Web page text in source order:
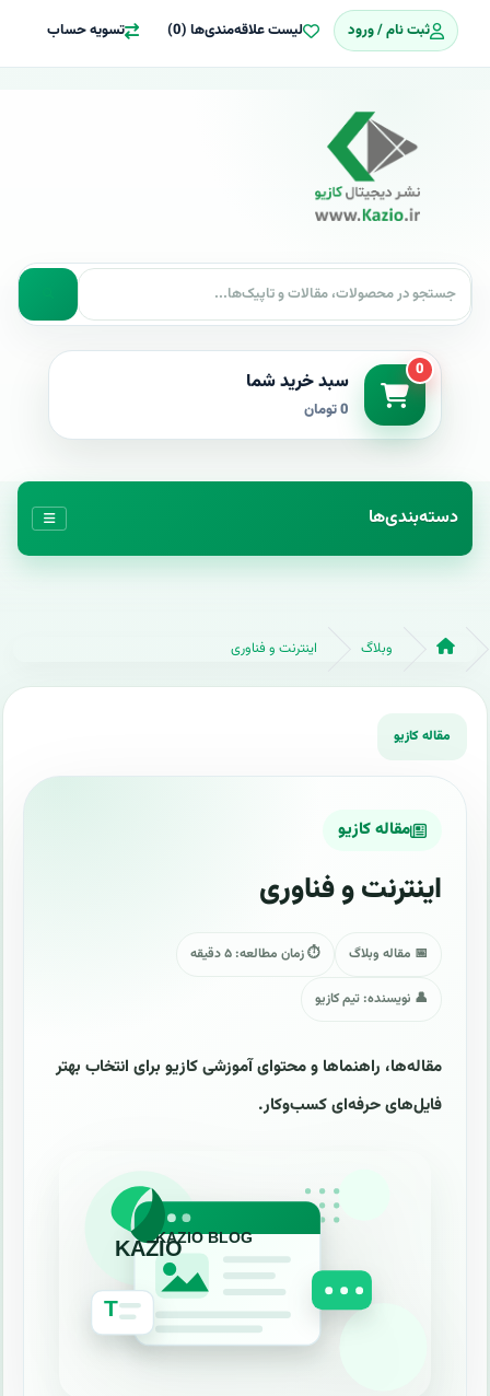
ثبت نام / ورود لیست علاقه‌مندی‌ها (0) تسویه حساب
0 سبد خرید شما
0 تومان
دسته‌بندی‌ها
وبلاگ اینترنت و فناوری
مقاله کازیو
اینترنت و فناوری
📅 مقاله وبلاگ ⏱ زمان مطالعه: ۵ دقیقه
👤 نویسنده: تیم کازیو
مقاله‌ها، راهنماها و محتوای آموزشی کازیو برای انتخاب بهتر
فایل‌های حرفه‌ای کسب‌وکار.